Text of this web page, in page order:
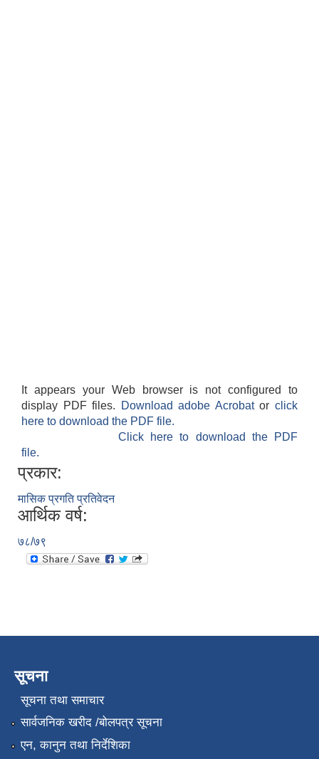
It appears your Web browser is not configured to
display PDF files.
Download adobe Acrobatorclick
here to download the PDF file.
Click here to download the PDF
file.
प्रकार:
मासिक प्रगति प्रतिवेदन
आर्थिक वर्ष:
७८/७९
सूचना
सूचना तथा समाचार
सार्वजनिक खरीद /बोलपत्र सूचना
एन, कानुन तथा निर्देशिका